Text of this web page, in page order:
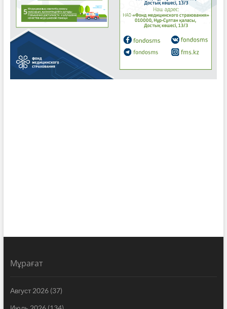
Мұрағат
Август 2026(37)